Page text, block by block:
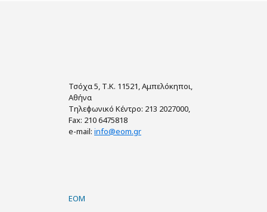
Τσόχα 5, Τ.Κ. 11521, Αμπελόκηποι,
Αθήνα
Τηλεφωνικό Κέντρο: 213 2027000,
Fax: 210 6475818
e-mail: info@eom.gr
ΕΟΜ